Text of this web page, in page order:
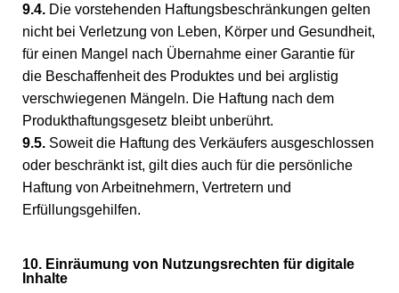
9.4. Die vorstehenden Haftungsbeschränkungen gelten
nicht bei Verletzung von Leben, Körper und Gesundheit,
für einen Mangel nach Übernahme einer Garantie für
die Beschaffenheit des Produktes und bei arglistig
verschwiegenen Mängeln. Die Haftung nach dem
Produkthaftungsgesetz bleibt unberührt.
9.5. Soweit die Haftung des Verkäufers ausgeschlossen
oder beschränkt ist, gilt dies auch für die persönliche
Haftung von Arbeitnehmern, Vertretern und
Erfüllungsgehilfen.
10. Einräumung von Nutzungsrechten für digitale
Inhalte